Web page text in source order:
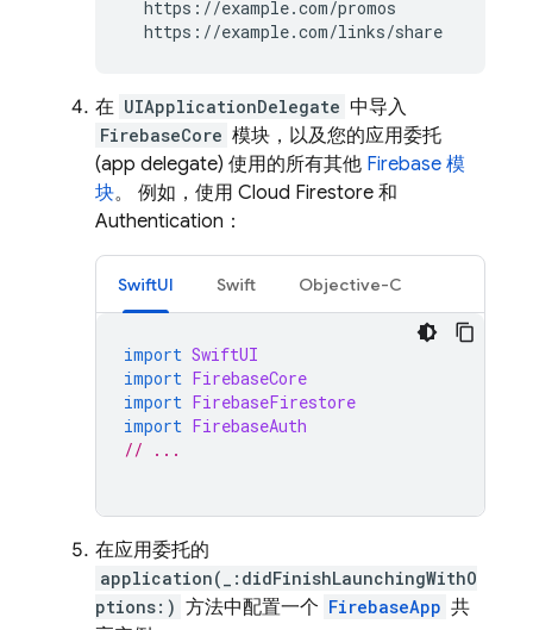
https://example.com/promos
https://example.com/links/share
在 UIApplicationDelegate 中导入
FirebaseCore 模块，以及您的应用委托
(app delegate) 使用的所有其他 Firebase 模
块。 例如，使用 Cloud Firestore 和
Authentication ：
SwiftUI Swift Objective-C
import SwiftUI
import FirebaseCore
import FirebaseFirestore
import FirebaseAuth
// ...
在应用委托的
application(_:didFinishLaunchingWithO
ptions:) 方法中配置一个 FirebaseApp 共